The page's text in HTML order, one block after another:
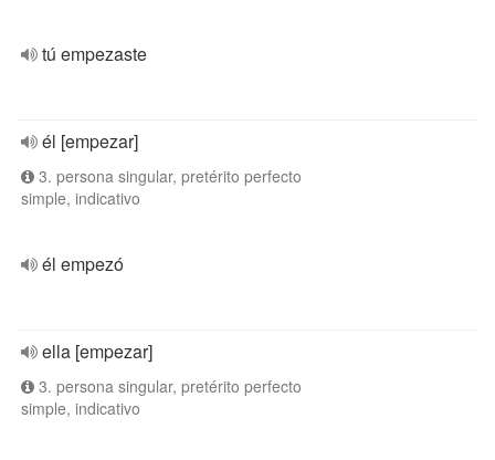
tú empezaste
él [empezar]
3. persona singular, pretérito perfecto
simple, indicativo
él empezó
ella [empezar]
3. persona singular, pretérito perfecto
simple, indicativo